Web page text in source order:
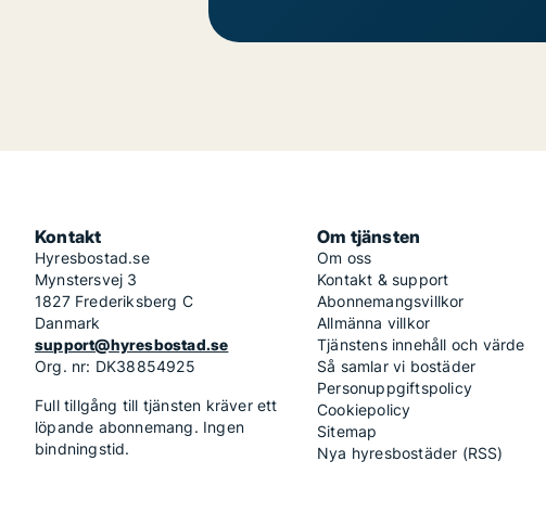
Kontakt
Hyresbostad.se
Mynstersvej 3
1827 Frederiksberg C
Danmark
support@hyresbostad.se
Org. nr: DK38854925
Full tillgång till tjänsten kräver ett
löpande abonnemang. Ingen
bindningstid.
Om tjänsten
Om oss
Kontakt & support
Abonnemangsvillkor
Allmänna villkor
Tjänstens innehåll och värde
Så samlar vi bostäder
Personuppgiftspolicy
Cookiepolicy
Sitemap
Nya hyresbostäder (RSS)